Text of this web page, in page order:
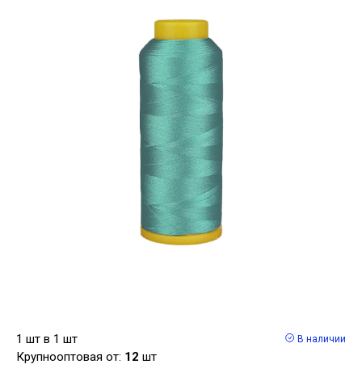
1 шт в 1 шт
Крупнооптовая от: 12 шт
В наличии